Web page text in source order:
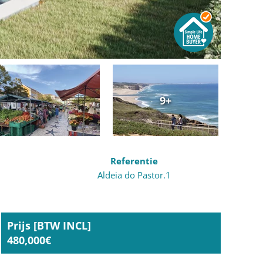
9+
Referentie
Aldeia do Pastor.1
Prijs [BTW INCL]
480,000€